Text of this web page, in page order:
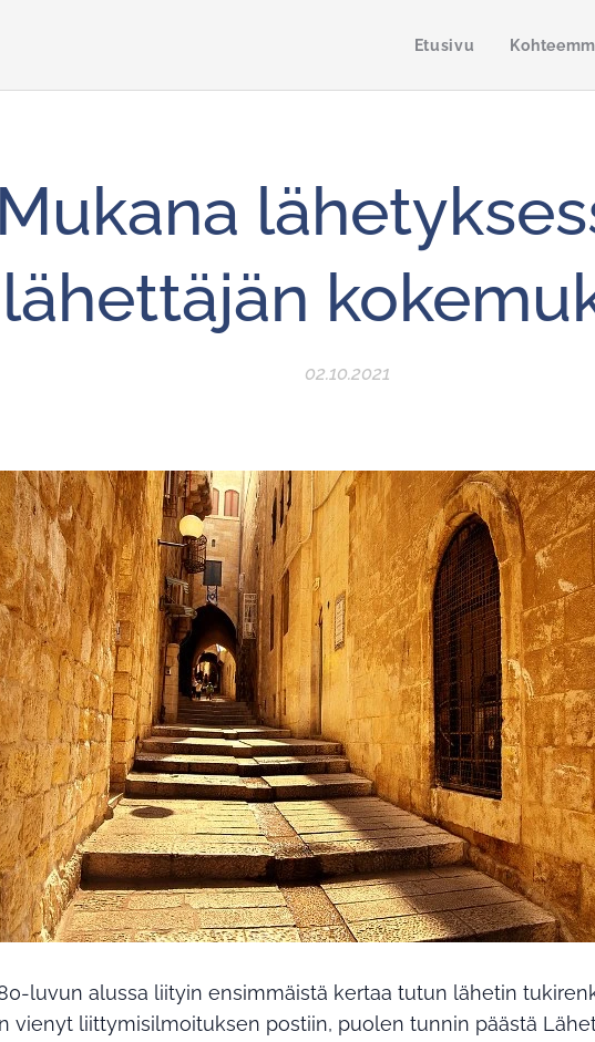
Etusivu
Mukana
lähettäjän
02.10.2021
luvun alussa liityin ensimmäistä kertaa tutun lähetin
vienyt liittymisilmoituksen postiin, puolen tunnin päästä